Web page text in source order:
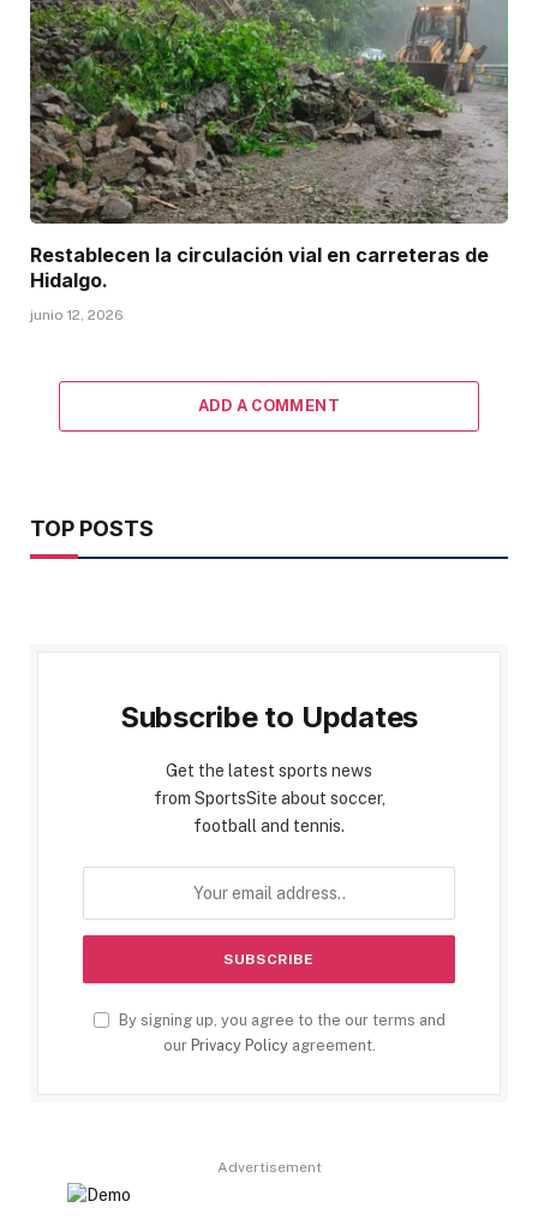
Restablecen la circulación vial en carreteras de
Hidalgo.
junio 12, 2026
ADD A COMMENT
TOP POSTS
Subscribe to Updates
Get the latest sports news
from SportsSite about soccer,
football and tennis.
By signing up, you agree to the our terms and
our Privacy Policyagreement.
Advertisement